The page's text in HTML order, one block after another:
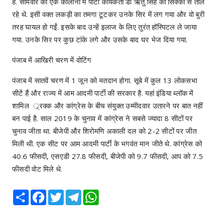
रहे थे. इसी वक्त लकड़ी का तमगा टूटकर उनके सिर में लग गया और वो बुरी
तरह घायल हो गईं. इसके बाद उन्हें इलाज के लिए तुरंत हॉस्पिटल ले जाया
गया. उनके सिर पर कुछ टांके लगे और उसके बाद घर भेज दिया गया.
पंजाब में आखिरी चरण में वोटिंग
पंजाब में सातवें चरण में 1 जून को मतदान होगा. सूबे में कुल 13 लोकसभा
सीटें हैं और राज्य में आम आदमी पार्टी की सरकार है. यहां इंडिया ब्लॉक में
शामिल ्र्रक्क और कांग्रेस के बीच संयुक्त उम्मीदवार उतारने पर बात नहीं
बन पाई है. साल 2019 के चुनाव में कांग्रेस ने सबसे ज्यादा 8 सीटों पर
चुनाव जीता था. बीजेपी और शिरोमणि अकाली दल को 2-2 सीटों पर जीत
मिली थी. एक सीट पर आम आदमी पार्टी के भगवंत मान जीते थे. कांग्रेस को
40.6 फीसदी, एसएडी 27.8 फीसदी, बीजेपी को 9.7 फीसदी, आप को 7.5
फीसदी वोट मिले थे.
Share Facebook
TwitterTelegram